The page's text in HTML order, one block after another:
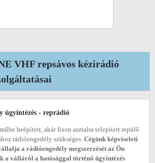
VHF repsávos kézirádió
ügyintézés - reprádió
beépített, akár fixen asztalra telepített repülő
rádióengedély szükséges. Cégünk képviseleti
a rádióengedély megszerzését az Ön
a válláról a hatósággal történő ügyintézés